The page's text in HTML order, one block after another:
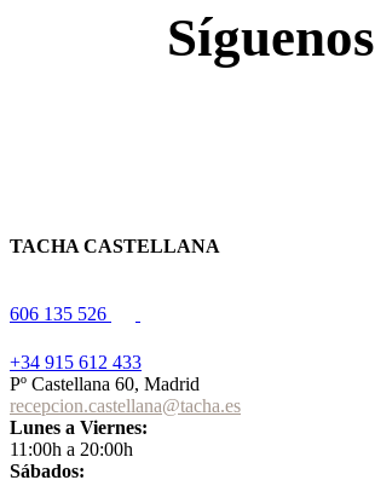
Síguenos
TACHA CASTELLANA
606 135 526
+34 915 612 433
Pº Castellana 60, Madrid
recepcion.castellana@tacha.es
Lunes a Viernes:
11:00h a 20:00h
Sábados: